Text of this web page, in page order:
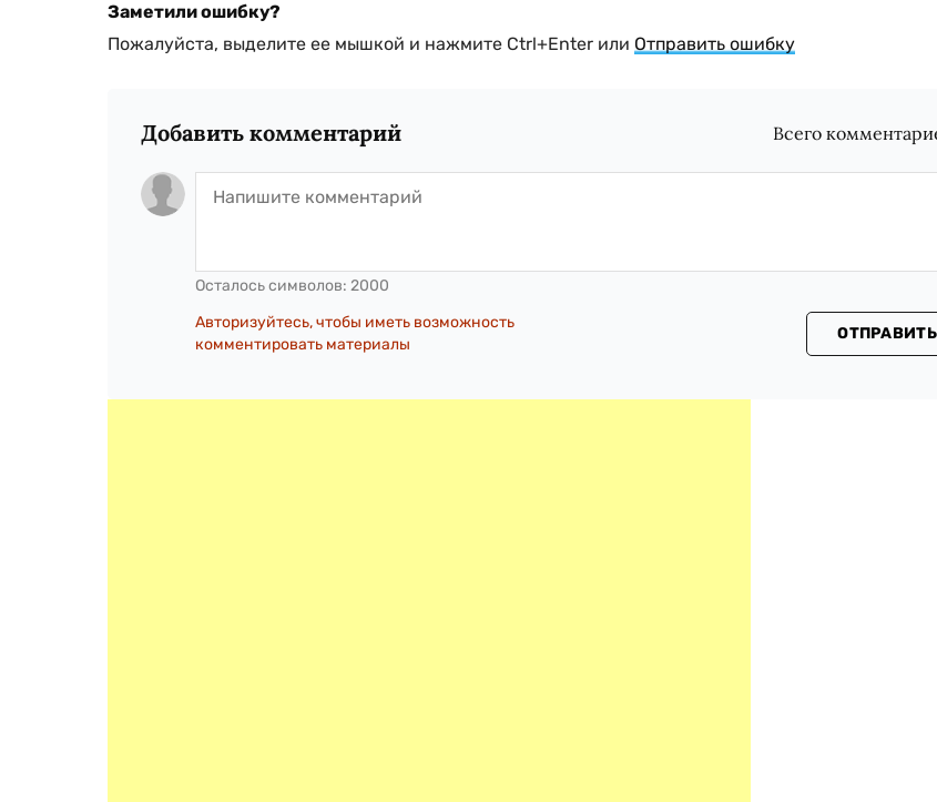
Заметили ошибку?
Пожалуйста, выделите ее мышкой и нажмите Ctrl+Enter или Отправить ошибку
Добавить комментарий Всего
Осталось символов: 2000
Авторизуйтесь, чтобы иметь возможность
комментировать материалы
ОТПРАВИТЬ